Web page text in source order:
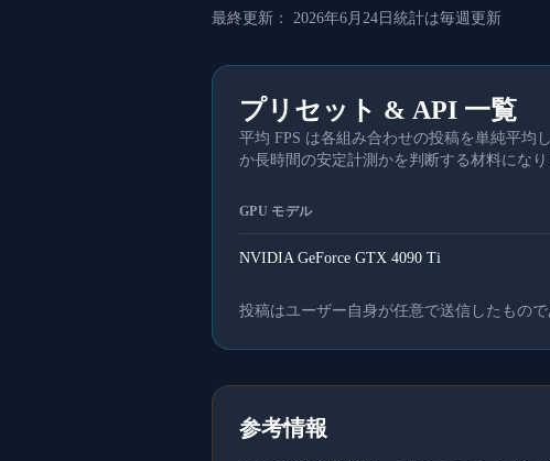
最終更新： 2026年6月24日 統計は毎週更新
プリセット & API 一覧
平均 FPS は各組み合わせの投稿を単純平均
か長時間の安定計測かを判断する材料になり
GPU モデル
NVIDIA GeForce GTX 4090 Ti
投稿はユーザー自身が任意で送信したもの
参考情報